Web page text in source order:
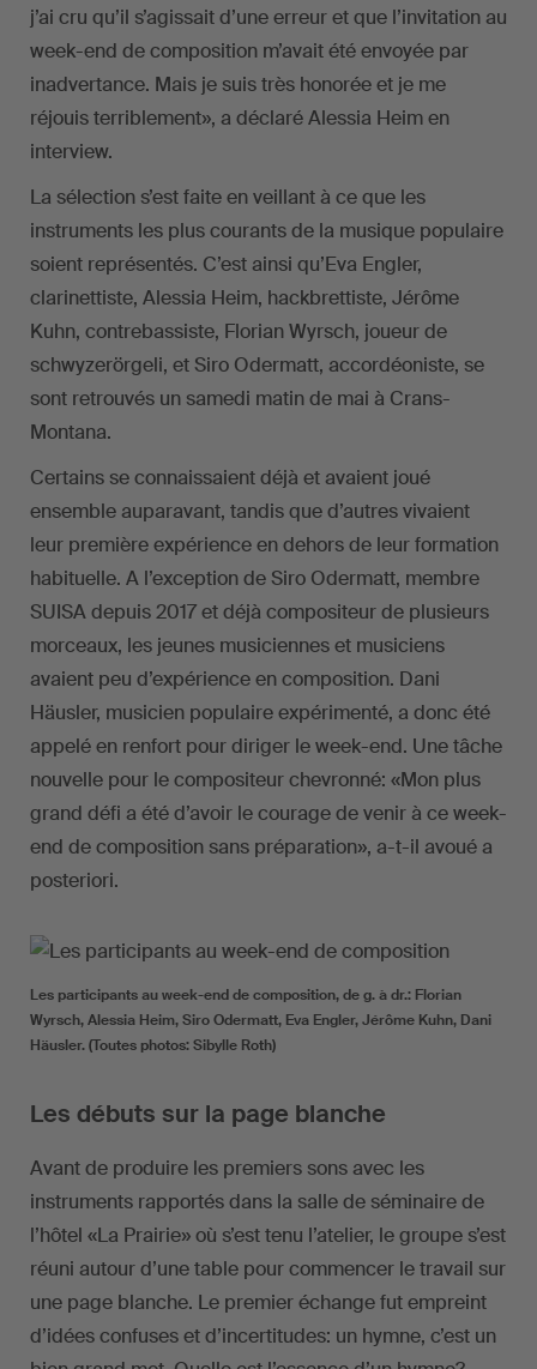
j’ai cru qu’il s’agissait d’une erreur et que l’invitation au
week-end de composition m’avait été envoyée par
inadvertance. Mais je suis très honorée et je me
réjouis terriblement», a déclaré Alessia Heim en
interview.
La sélection s’est faite en veillant à ce que les
instruments les plus courants de la musique populaire
soient représentés. C’est ainsi qu’Eva Engler,
clarinettiste, Alessia Heim, hackbrettiste, Jérôme
Kuhn, contrebassiste, Florian Wyrsch, joueur de
schwyzerörgeli, et Siro Odermatt, accordéoniste, se
sont retrouvés un samedi matin de mai à Crans-
Montana.
Certains se connaissaient déjà et avaient joué
ensemble auparavant, tandis que d’autres vivaient
leur première expérience en dehors de leur formation
habituelle. A l’exception de Siro Odermatt, membre
SUISA depuis 2017 et déjà compositeur de plusieurs
morceaux, les jeunes musiciennes et musiciens
avaient peu d’expérience en composition. Dani
Häusler, musicien populaire expérimenté, a donc été
appelé en renfort pour diriger le week-end. Une tâche
nouvelle pour le compositeur chevronné: «Mon plus
grand défi a été d’avoir le courage de venir à ce week-
end de composition sans préparation», a-t-il avoué a
posteriori.
Les participants au week-end de composition, de g. à dr.: Florian
Wyrsch, Alessia Heim, Siro Odermatt, Eva Engler, Jérôme Kuhn, Dani
Häusler. (Toutes photos: Sibylle Roth)
Les débuts sur la page blanche
Avant de produire les premiers sons avec les
instruments rapportés dans la salle de séminaire de
l’hôtel «La Prairie» où s’est tenu l’atelier, le groupe s’est
réuni autour d’une table pour commencer le travail sur
une page blanche. Le premier échange fut empreint
d’idées confuses et d’incertitudes: un hymne, c’est un